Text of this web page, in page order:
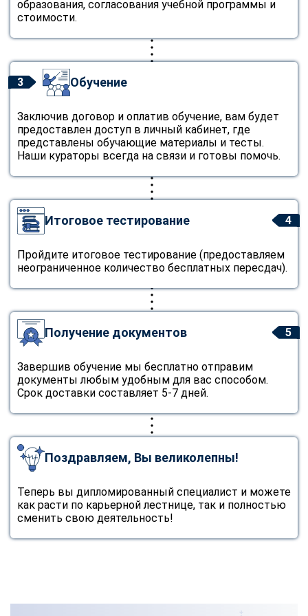
образования, согласования учебной программы и
стоимости.
3 Обучение
Заключив договор и оплатив обучение, вам будет
предоставлен доступ в личный кабинет, где
представлены обучающие материалы и тесты.
Наши кураторы всегда на связи и готовы помочь.
4
Итоговое тестирование
Пройдите итоговое тестирование (предоставляем
неограниченное количество бесплатных пересдач).
5
Получение документов
Завершив обучение мы бесплатно отправим
документы любым удобным для вас способом.
Срок доставки составляет 5-7 дней.
Поздравляем, Вы великолепны!
Теперь вы дипломированный специалист и можете
как расти по карьерной лестнице, так и полностью
сменить свою деятельность!